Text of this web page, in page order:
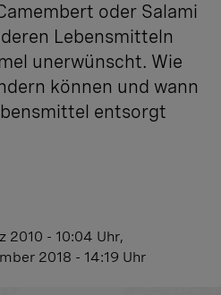
oder Salami
Lebensmitteln
unerwünscht. Wie
können und wann
entsorgt
2010 - 10:04 Uhr,
2018 - 14:19 Uhr